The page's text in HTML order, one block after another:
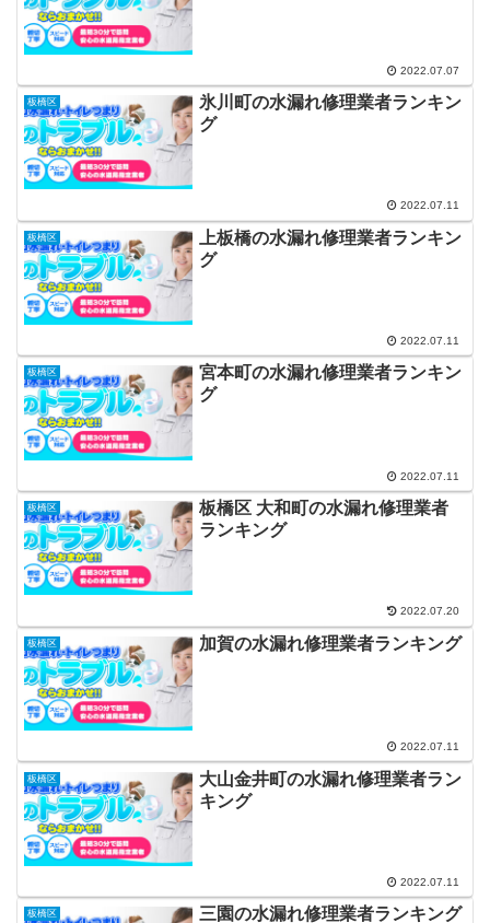
2022.07.07
板橋区
氷川町の水漏れ修理業者ランキン
グ
2022.07.11
板橋区
上板橋の水漏れ修理業者ランキン
グ
2022.07.11
板橋区
宮本町の水漏れ修理業者ランキン
グ
2022.07.11
板橋区
板橋区 大和町の水漏れ修理業者
ランキング
2022.07.20
板橋区 加賀の水漏れ修理業者ランキング
2022.07.11
板橋区
大山金井町の水漏れ修理業者ラン
キング
2022.07.11
板橋区 三園の水漏れ修理業者ランキング